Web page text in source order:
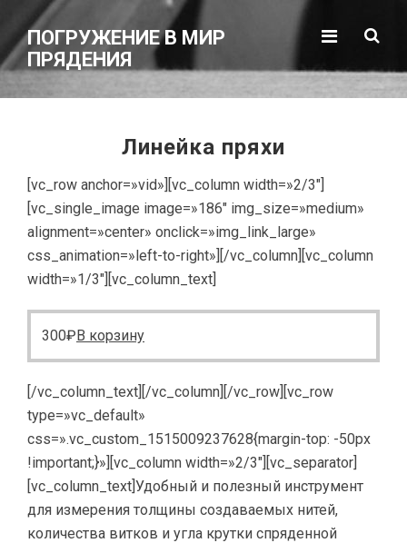
ПОГРУЖЕНИЕ В МИР
ПРЯДЕНИЯ
Линейка пряхи
[vc_row anchor=»vid»][vc_column width=»2/3″]
[vc_single_image image=»186″ img_size=»medium»
alignment=»center» onclick=»img_link_large»
css_animation=»left-to-right»][/vc_column][vc_column
width=»1/3″][vc_column_text]
300₽В корзину
[/vc_column_text][/vc_column][/vc_row][vc_row
type=»vc_default»
css=».vc_custom_1515009237628{margin-top: -50px
!important;}»][vc_column width=»2/3″][vc_separator]
[vc_column_text]Удобный и полезный инструмент
для измерения толщины создаваемых нитей,
количества витков и угла крутки спряденной